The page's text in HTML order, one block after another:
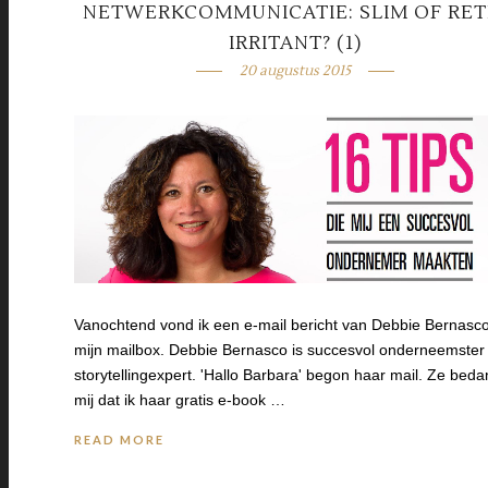
NETWERKCOMMUNICATIE: SLIM OF
IRRITANT? (1)
20 augustus 2015
Vanochtend vond ik een e-mail bericht van Debbie
mijn mailbox. Debbie Bernasco is succesvol onderneemster
storytellingexpert. 'Hallo Barbara' begon haar mail. Ze
mij dat ik haar gratis e-book …
READ MORE